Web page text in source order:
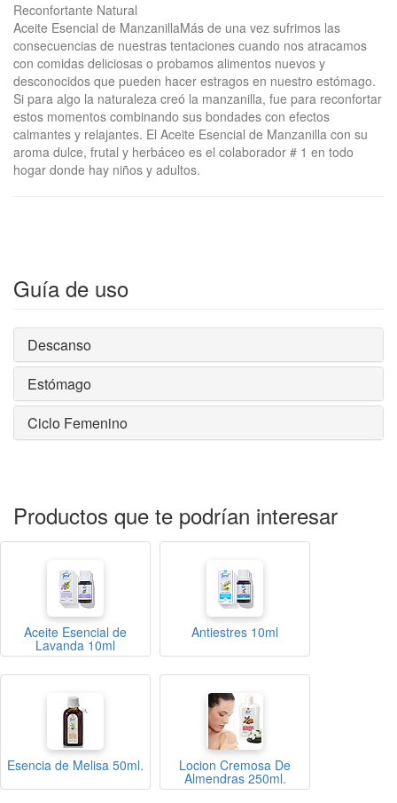
Reconfortante Natural
Aceite Esencial de ManzanillaMás de una vez sufrimos las
consecuencias de nuestras tentaciones cuando nos atracamos
con comidas deliciosas o probamos alimentos nuevos y
desconocidos que pueden hacer estragos en nuestro estómago.
Si para algo la naturaleza creó la manzanilla, fue para reconfortar
estos momentos combinando sus bondades con efectos
calmantes y relajantes. El Aceite Esencial de Manzanilla con su
aroma dulce, frutal y herbáceo es el colaborador # 1 en todo
hogar donde hay niños y adultos.
Guía de uso
Descanso
Estómago
Ciclo Femenino
Productos que te podrían interesar
Aceite Esencial de
Lavanda 10ml
Antiestres 10ml
Esencia de Melisa 50ml. Locion Cremosa De
Almendras 250ml.